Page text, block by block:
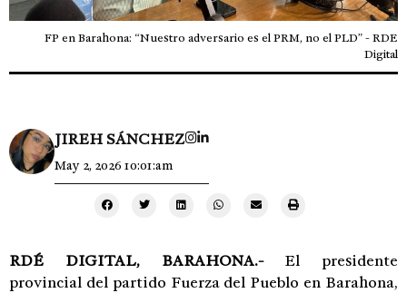
FP en Barahona: “Nuestro adversario es el PRM, no el PLD” - RDE
Digital
JIREH SÁNCHEZ
May 2, 2026 10:01:am
RDÉ DIGITAL,BARAHONA.- El presidente
provincial del partido Fuerza del Pueblo en Barahona,